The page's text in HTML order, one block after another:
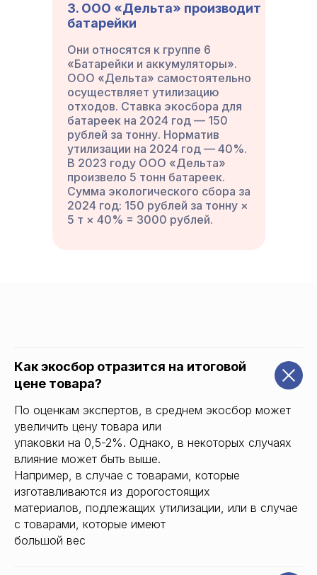
3. ООО «Дельта» производит
батарейки
Они относятся к группе 6
«Батарейки и аккумуляторы».
ООО «Дельта» самостоятельно
осуществляет утилизацию
отходов. Ставка экосбора для
батареек на 2024 год — 150
рублей за тонну. Норматив
утилизации на 2024 год — 40%.
В 2023 году ООО «Дельта»
произвело 5 тонн батареек.
Сумма экологического сбора за
2024 год: 150 рублей за тонну ×
5 т × 40% = 3000 рублей.
Как экосбор отразится на итоговой
цене товара?
По оценкам экспертов, в среднем экосбор может
увеличить цену товара или
упаковки на 0,5-2%. Однако, в некоторых случаях
влияние может быть выше.
Например, в случае с товарами, которые
изготавливаются из дорогостоящих
материалов, подлежащих утилизации, или в случае
с товарами, которые имеют
большой вес